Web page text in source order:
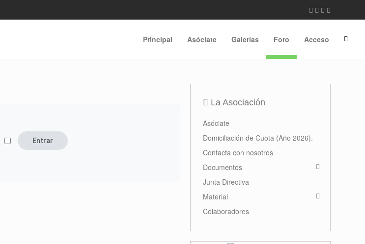
Principal Asóciate Galerías Foro Acceso
La Asociación
Asóciate
Domiciliación de Cuota (Año 2026).
Contacta con nosotros
Documentos
Junta Directiva
Material
Colaboradores